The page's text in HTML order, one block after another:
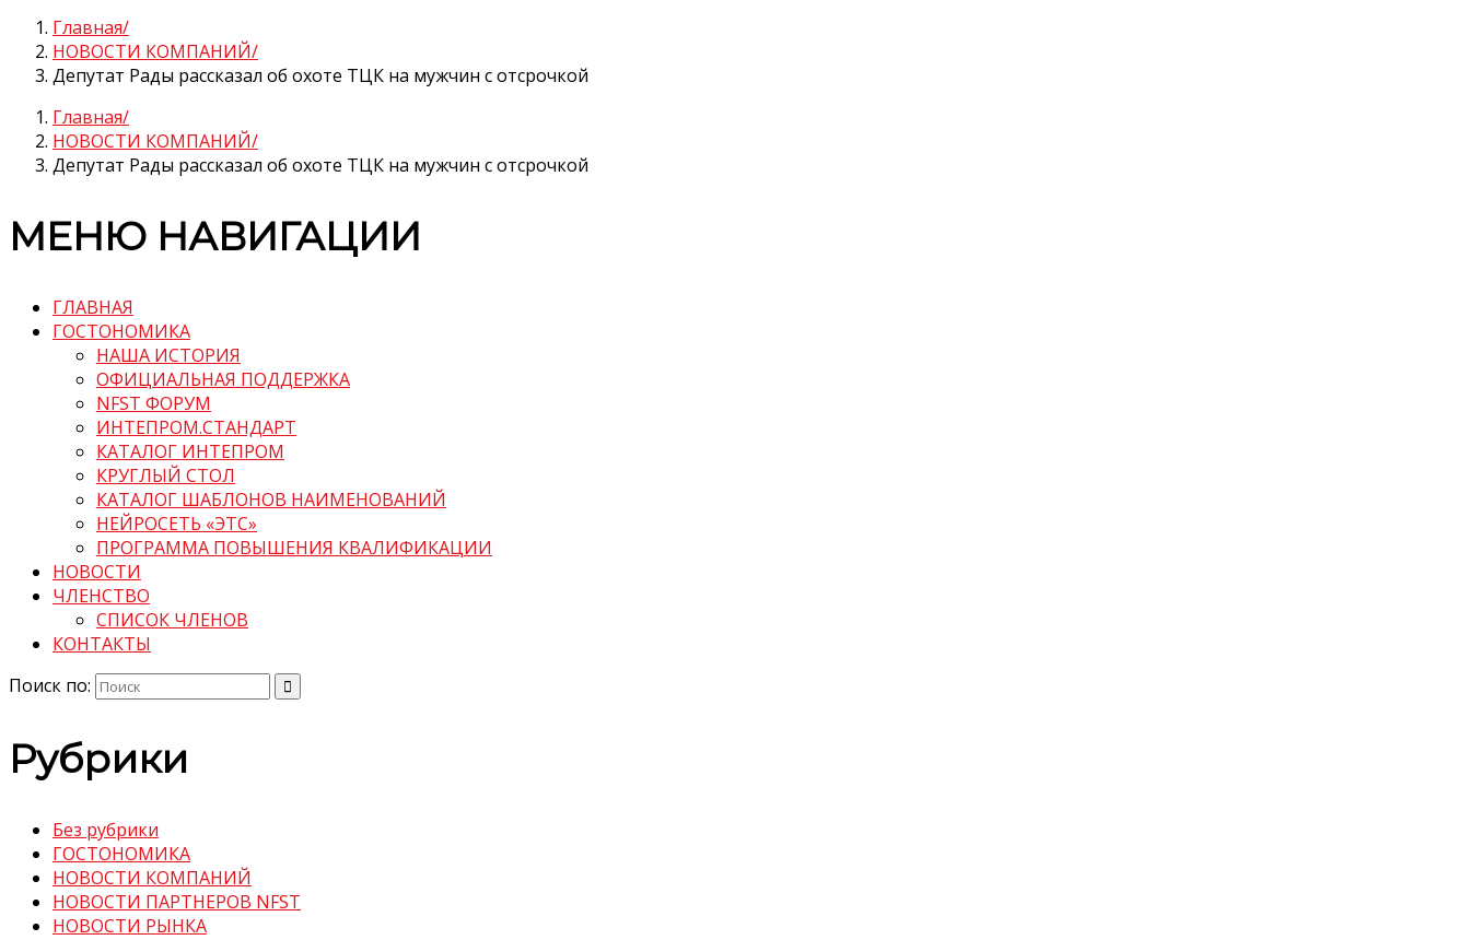
Главная
НОВОСТИ КОМПАНИЙ
Депутат Рады рассказал об охоте ТЦК на мужчин с отсрочкой
Главная
НОВОСТИ КОМПАНИЙ
Депутат Рады рассказал об охоте ТЦК на мужчин с отсрочкой
МЕНЮ НАВИГАЦИИ
ГЛАВНАЯ
ГОСТОНОМИКА
НАША ИСТОРИЯ
ОФИЦИАЛЬНАЯ ПОДДЕРЖКА
NFST ФОРУМ
ИНТЕПРОМ.СТАНДАРТ
КАТАЛОГ ИНТЕПРОМ
КРУГЛЫЙ СТОЛ
КАТАЛОГ ШАБЛОНОВ НАИМЕНОВАНИЙ
НЕЙРОСЕТЬ «ЭТС»
ПРОГРАММА ПОВЫШЕНИЯ КВАЛИФИКАЦИИ
НОВОСТИ
ЧЛЕНСТВО
СПИСОК ЧЛЕНОВ
КОНТАКТЫ
Поиск по:
Рубрики
Без рубрики
ГОСТОНОМИКА
НОВОСТИ КОМПАНИЙ
НОВОСТИ ПАРТНЕРОВ NFST
НОВОСТИ РЫНКА